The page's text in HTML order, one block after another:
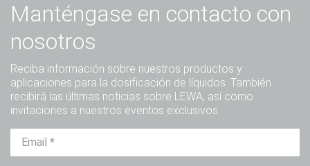
Manténgase en contacto con
nosotros
Reciba información sobre nuestros productos y
aplicaciones para la dosificación de líquidos. También
recibirá las últimas noticias sobre LEWA, así como
invitaciones a nuestros eventos exclusivos.